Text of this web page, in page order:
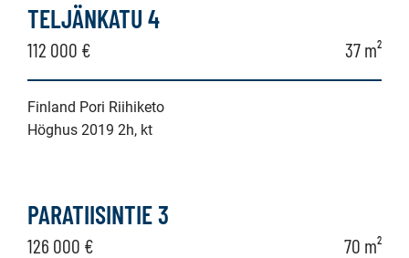
TELJÄNKATU 4
112 000 € 37 m²
Finland Pori Riihiketo
Höghus 2019 2h, kt
PARATIISINTIE 3
126 000 € 70 m²